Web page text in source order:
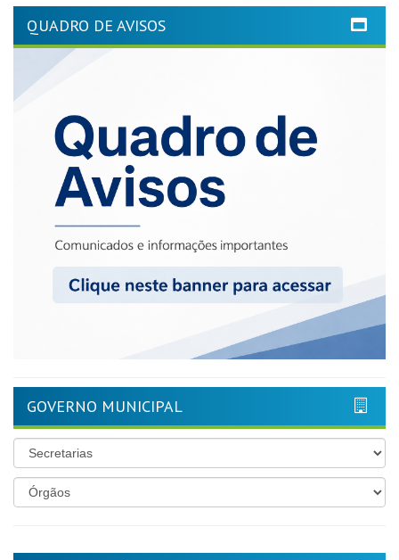
QUADRO DE AVISOS
GOVERNO MUNICIPAL